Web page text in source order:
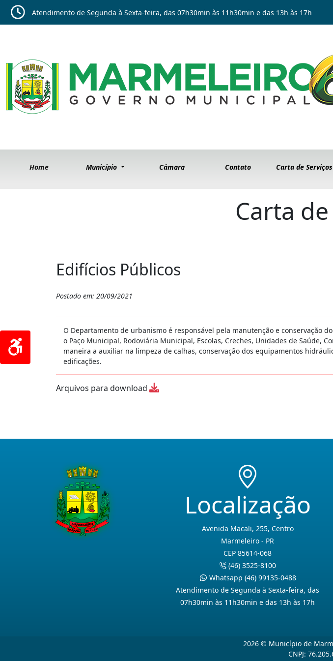
Atendimento de Segunda à Sexta-feira, das 07h30min às 11h30min e das 13h às 17h
Home Município Câmara Contato Carta de Serviços
Carta
Edifícios Públicos
Postado em: 20/09/2021
O Departamento de urbanismo é responsável pela manutenção e
o Paço Municipal, Rodoviária Municipal, Escolas, Creches, Unidades de Saúde,
maneira a auxiliar na limpeza de calhas, conservação dos equipamentos
edificações.
Arquivos para download
Localização
Avenida Macali, 255, Centro
Marmeleiro - PR
CEP 85614-068
(46) 3525-8100
Whatsapp (46) 99135-0488
Atendimento de Segunda à Sexta-feira, das
07h30min às 11h30min e das 13h às 17h
2026 © Município de
CNPJ: